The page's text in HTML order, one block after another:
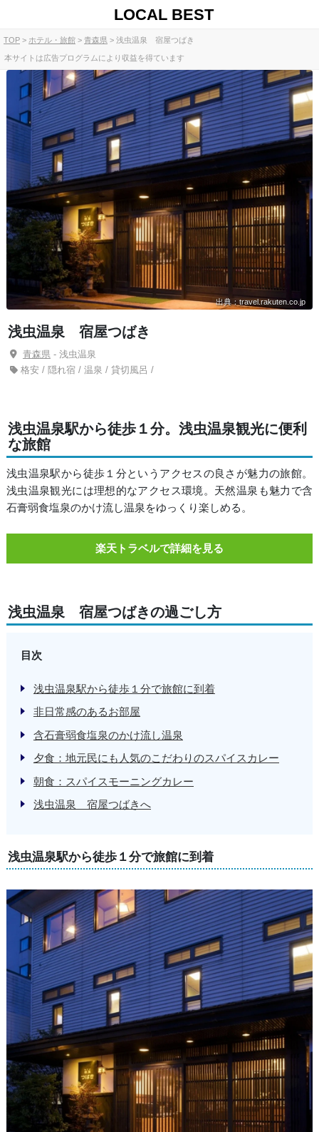
LOCAL BEST
TOP ホテル・旅館 青森県 浅虫温泉 宿屋つばき
本サイトは広告プログラムにより収益を得ています
出典：travel.rakuten.co.jp
浅虫温泉 宿屋つばき
青森県- 浅虫温泉
格安 / 隠れ宿 / 温泉 / 貸切風呂 /
浅虫温泉駅から徒歩１分。浅虫温泉観光に便利
な旅館
浅虫温泉駅から徒歩１分というアクセスの良さが魅力の旅館。
浅虫温泉観光には理想的なアクセス環境。天然温泉も魅力で含
石膏弱食塩泉のかけ流し温泉をゆっくり楽しめる。
楽天トラベルで詳細を見る
浅虫温泉 宿屋つばきの過ごし方
目次
浅虫温泉駅から徒歩１分で旅館に到着
非日常感のあるお部屋
含石膏弱食塩泉のかけ流し温泉
夕食：地元民にも人気のこだわりのスパイスカレー
朝食：スパイスモーニングカレー
浅虫温泉 宿屋つばきへ
浅虫温泉駅から徒歩１分で旅館に到着